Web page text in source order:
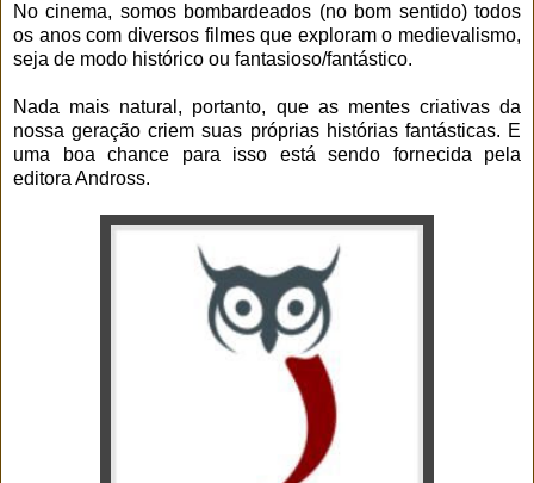
No cinema, somos bombardeados (no bom sentido) todos
os anos com diversos filmes que exploram o medievalismo,
seja de modo histórico ou fantasioso/fantástico.
Nada mais natural, portanto, que as mentes criativas da
nossa geração criem suas próprias histórias fantásticas. E
uma boa chance para isso está sendo fornecida pela
editora Andross.